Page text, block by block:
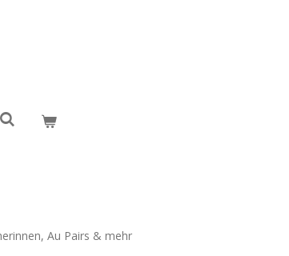
Au Pairs & mehr